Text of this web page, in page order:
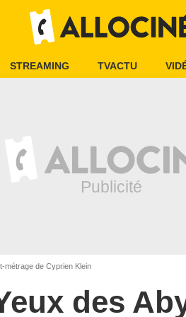
STREAMING TVACTU
métrage de Cyprien Klein
des